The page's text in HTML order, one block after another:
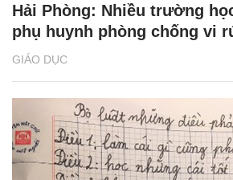
GIÁO DỤC
Hải Phòng: Nhiều trường
phụ huynh phòng chống vi